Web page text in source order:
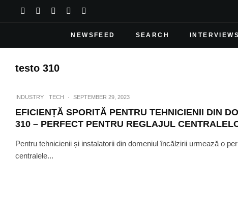
NEWSFEED SEARCH INTERVIEWS
testo 310
INDUSTRY TECH · SEPTEMBER 29, 2023
EFICIENȚĂ SPORITĂ PENTRU TEHNICIENII DIN
310 – PERFECT PENTRU REGLAJUL
Pentru tehnicienii și instalatorii din domeniul încălzirii urmează o
centralele...